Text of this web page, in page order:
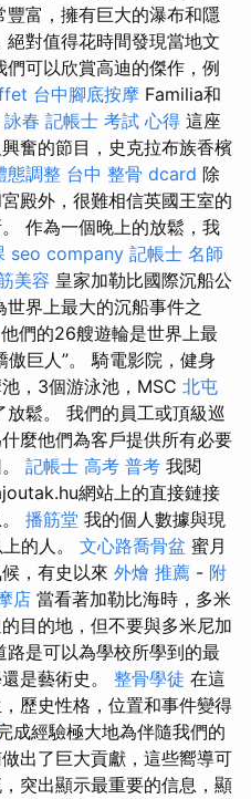
富，擁有巨大的瀑布和隱
對值得花時間發現當地文
可以欣賞高迪的傑作，例
台中腳底按摩 Familia和
春 記帳士 考試 心得 這座
奮的節目，史克拉布族香檳
態調整 台中 整骨 dcard 除
殿外，很難相信英國王室的
作為一個晚上的放鬆，我
seo company 記帳士 名師
美容 皇家加勒比國際沉船公
界上最大的沉船事件之
他們的26艘遊輪是世界上最
傲巨人”。 騎電影院，健身
，3個游泳池，MSC 北屯
放鬆。 我們的員工或頂級巡
麼他們為客戶提供所有必要
記帳士 高考 普考 我閱
網站上的直接鏈接
播筋堂 我的個人數據與現
的人。 文心路喬骨盆 蜜月
，有史以來 外燴 推薦 - 附
店 當看著加勒比海時，多米
目的地，但不要與多米尼加
是可以為學校所學到的最
是藝術史。 整骨學徒 在這
歷史性格，位置和事件變得
成經驗極大地為伴隨我們的
出了巨大貢獻，這些嚮導可
突出顯示最重要的信息，顯